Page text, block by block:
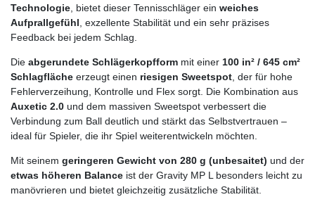
Technologie , bietet dieser Tennisschläger ein weiches
Aufprallgefühl , exzellente Stabilität und ein sehr präzises
Feedback bei jedem Schlag.
Die abgerundete Schlägerkopfform mit einer 100 in² / 645 cm²
Schlagfläche erzeugt einen riesigen Sweetspot , der für hohe
Fehlerverzeihung, Kontrolle und Flex sorgt. Die Kombination aus
Auxetic 2.0 und dem massiven Sweetspot verbessert die
Verbindung zum Ball deutlich und stärkt das Selbstvertrauen –
ideal für Spieler, die ihr Spiel weiterentwickeln möchten.
Mit seinem geringeren Gewicht von 280 g (unbesaitet) und der
etwas höheren Balance ist der Gravity MP L besonders leicht zu
manövrieren und bietet gleichzeitig zusätzliche Stabilität.